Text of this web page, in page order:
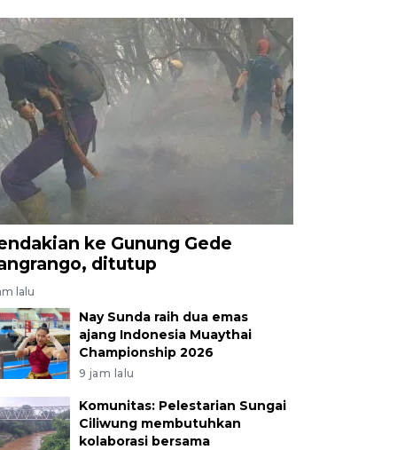
ke Gunung Gede
ditutup
lalu
Nay Sunda raih dua emas
ajang Indonesia Muaythai
Championship 2026
9 jam lalu
Komunitas: Pelestarian Sungai
Ciliwung membutuhkan
kolaborasi bersama